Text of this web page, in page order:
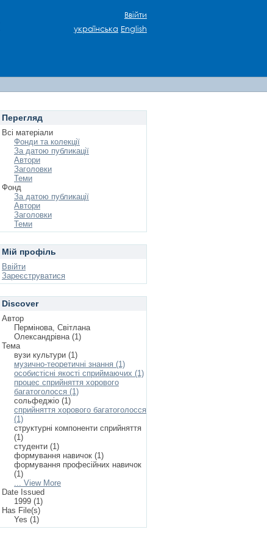
Ввійти
українська English
Перегляд
Всі матеріали
Фонди та колекції
За датою публикації
Автори
Заголовки
Теми
Фонд
За датою публикації
Автори
Заголовки
Теми
Мій профіль
Ввійти
Зареєструватися
Discover
Автор
Пермінова, Світлана
Олександрівна (1)
Тема
вузи культури (1)
музично-теоретичні знання (1)
особистісні якості сприймаючих (1)
процес сприйняття хорового
багатоголосся (1)
сольфеджіо (1)
сприйняття хорового багатоголосся
(1)
структурні компоненти сприйняття
(1)
студенти (1)
формування навичок (1)
формування професійних навичок
(1)
... View More
Date Issued
1999 (1)
Has File(s)
Yes (1)